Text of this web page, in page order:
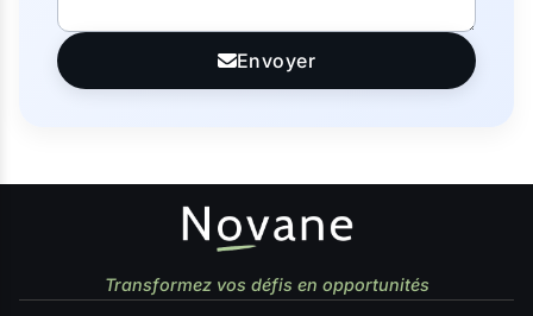
Envoyer
Transformez vos défis en opportunités